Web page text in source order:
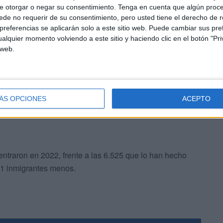
otorgar o negar su consentimiento. Tenga en cuenta que algún
no requerir de su consentimiento, pero usted tiene el derecho de
se aplicarán solo a este sitio web. Puede cambiar sus
momento volviendo a este sitio y haciendo clic en el botón
OPCIONES ACEPTO
del balance quincenal del Ministerio del Interior datos
el 30 de abril de 2023, el total de inmigrantes
una caída si se compara con el mismo
en 2022, frente a las 6.525 que lo han hecho
inmigrantes menos.